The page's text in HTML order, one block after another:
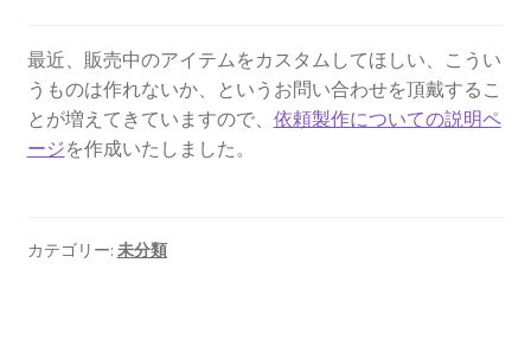
最近、販売中のアイテムをカスタムしてほしい、こうい
うものは作れないか、というお問い合わせを頂戴するこ
とが増えてきていますので、 依頼製作についての説明ペ
ージを作成いたしました。
カテゴリー: 未分類